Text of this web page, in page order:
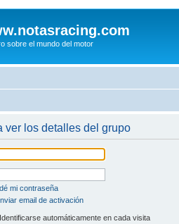
sobre el mundo del motor
ver los detalles del grupo
mi contraseña
email de activación
Identificarse automáticamente en cada visita